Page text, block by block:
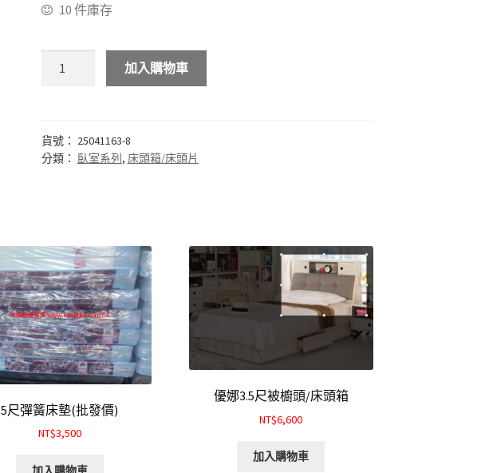
10 件庫存
加入購物車
貨號： 25041163-8
分類： 臥室系列, 床頭箱/床頭片
5尺彈簧床墊(批發價)
NT$3,500
優娜3.5尺被櫥頭/床頭箱
NT$6,600
加入購物車